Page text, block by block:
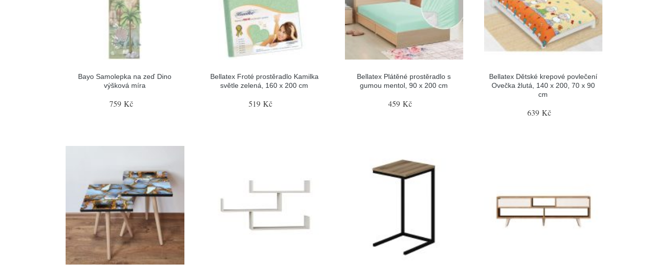
Bayo Samolepka na zeď Dino
výšková míra
759 Kč
Bellatex Froté prostěradlo Kamilka
světle zelená, 160 x 200 cm
519 Kč
Bellatex Plátěné prostěradlo s
gumou mentol, 90 x 200 cm
459 Kč
Bellatex Dětské krepové povlečení
Ovečka žlutá, 140 x 200, 70 x 90
cm
639 Kč